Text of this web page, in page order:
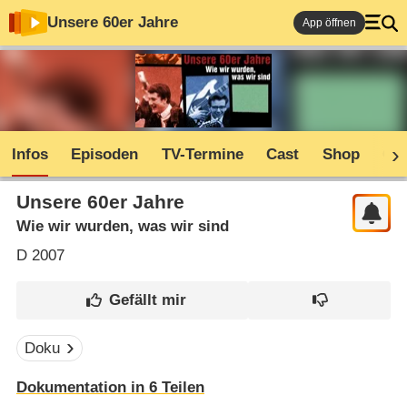
Unsere 60er Jahre App öffnen
Infos Episoden TV-Termine Cast Shop
Unsere 60er Jahre
Wie wir wurden, was wir sind
D2007
Doku
Dokumentation in 6 Teilen